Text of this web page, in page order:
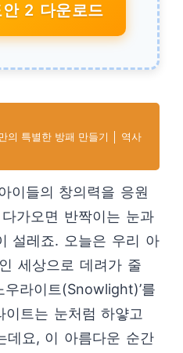
2 다운로드
의 특별한 방패 만들기 │ 역사
이들의 창의력을 응원
가오면 반짝이는 눈과
설레죠. 오늘은 우리 아
세상으로 데려가 줄
우라이트(Snowlight)’를
이트는 눈처럼 하얗고
데요, 이 아름다운 순간